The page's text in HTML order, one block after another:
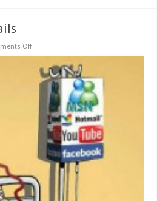
Offon
Mails